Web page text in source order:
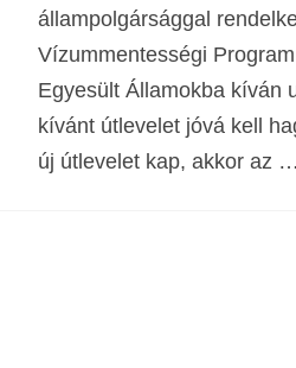
állampolgársággal
Vízummentességi
Egyesült Államokba kíván
kívánt útlevelet jóvá kell
új útlevelet kap, akkor az …